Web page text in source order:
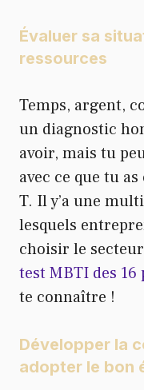
Évaluer sa
ressources
Temps, argent,
un diagnostic
avoir, mais tu
avec ce que tu
T. Il y’a une
lesquels
choisir le
test MBTI des
te connaître !
Développer la
adopter le bon